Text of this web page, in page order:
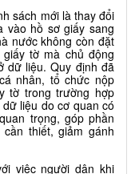
sách mới là thay đổi
vào hồ sơ giấy sang
nước không còn đặt
tờ mà chủ động
dữ liệu. Quy định đã
nhân, tổ chức nộp
tờ trong trường hợp
liệu do cơ quan có
trọng, góp phần
thiết, giảm gánh
việc người dân khi